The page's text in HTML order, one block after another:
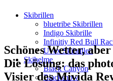
Schönes Wetter,
Die Lösung: das
Visier des Mivida
Skibrillen
bluetribe Skibrillen
Indigo Skibrille
Infinitiy Red Bull
Uvex Skibrillen
Skihelme
Black Canyon
Blacksnow